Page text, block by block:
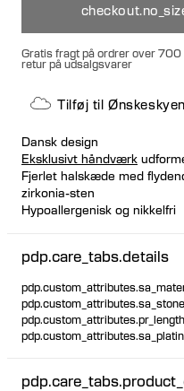
Gratis fragt på ordrer over 700
retur på udsalgsvarer
Tilføj til Ønskeskyen
Dansk design
Eksklusivt håndværk
Fjerlet halskæde med
zirkonia-sten
Hypoallergenisk og nikkelfri
Længden er 42 cm
pdp.care_tabs.details
pdp.custom_attributes.pr_length